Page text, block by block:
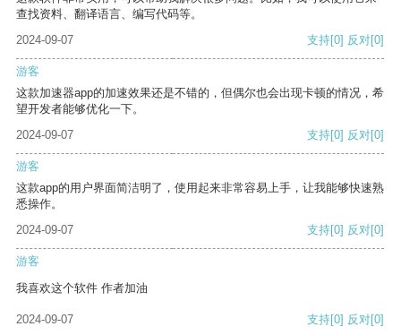
查找资料、翻译语言、编写代码等。
2024-09-07
支持[0] 反对[0]
游客
这款加速器app的加速效果还是不错的，但偶尔也会出现卡顿的情况，希
望开发者能够优化一下。
2024-09-07
支持[0] 反对[0]
游客
这款app的用户界面简洁明了，使用起来非常容易上手，让我能够快速熟
悉操作。
2024-09-07
支持[0] 反对[0]
游客
我喜欢这个软件 作者加油
2024-09-07 支持[0] 反对[0]